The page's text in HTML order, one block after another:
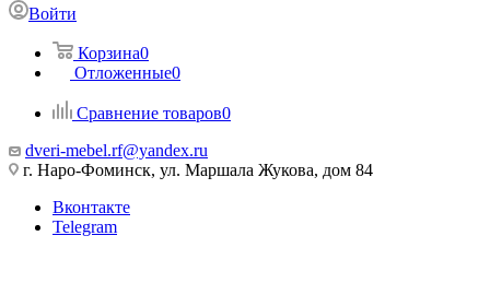
Войти
Корзина0
Отложенные0
Сравнение товаров0
dveri-mebel.rf@yandex.ru
г. Наро-Фоминск, ул. Маршала Жукова, дом 84
Вконтакте
Telegram